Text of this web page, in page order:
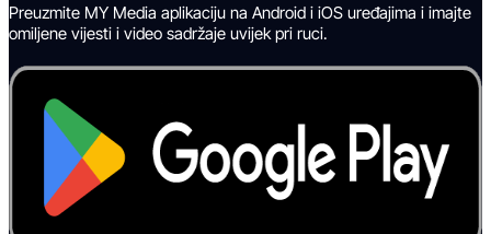
Preuzmite MY Media aplikaciju na Android i iOS uređajima i imajte
omiljene vijesti i video sadržaje uvijek pri ruci.